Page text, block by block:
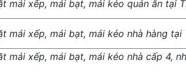
mái xếp, mái bạt, mái kéo quán ăn tại
mái xếp, mái bạt, mái kéo nhà hàng tại
mái xếp, mái bạt, mái kéo nhà cấp 4,